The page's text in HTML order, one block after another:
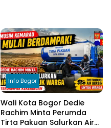
Info Bogor
Wali Kota Bogor Dedie
Rachim Minta Perumda
Tirta Pakuan Salurkan Air